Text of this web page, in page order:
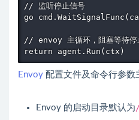
// 监听停止信号
go
// envoy 主循环，阻塞等待停
Envoy 配置文件及命令行参数
Envoy 的启动目录默认为